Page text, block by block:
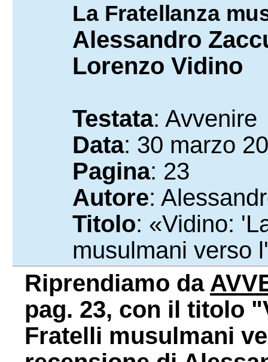
La Fratellanza
Alessandro
Lorenzo Vidino
Testata: Avvenire
Data: 30 marzo
Pagina: 23
Autore:
Titolo: «Vidino:
musulmani verso
Riprendiamo da
pag. 23, con il titolo
Fratelli musulmani